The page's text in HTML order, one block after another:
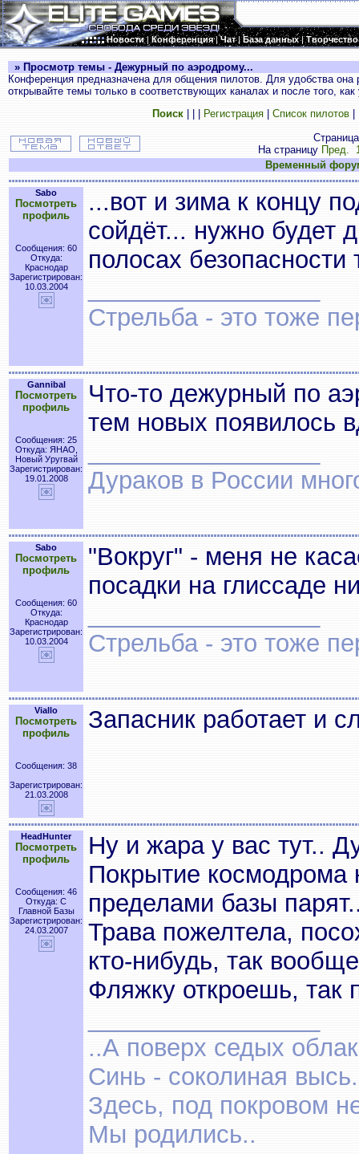
Новости|Конференция|Чат|База данных|Творчество
» Просмотр темы - Дежурный по аэродрому...
Конференция предназначена для общения пилотов. Для удобства
открывайте темы только в соответствующих каналах и после того,
Поиск
Регистрация Список пилотов
На страницу Пред.
Временный
Sabo
Посмотреть
профиль
Сообщения: 60
Откуда:
Краснодар
Зарегистрирован:
10.03.2004
...вот и зима к концу
сойдёт... нужно будет
полосах безопасности
Стрельба - это тоже
Gannibal
Посмотреть
профиль
Сообщения: 25
Откуда: ЯНАО,
Новый Уругвай
Зарегистрирован:
19.01.2008
Что-то дежурный по
тем новых появилось
Дураков в России
Sabo
Посмотреть
профиль
Сообщения: 60
Откуда:
Краснодар
Зарегистрирован:
10.03.2004
"Вокруг" - меня не
посадки на глиссаде
Стрельба - это тоже
Viallo
Посмотреть
профиль
Сообщения: 38
Зарегистрирован:
21.03.2008
Запасник работает и
HeadHunter
Посмотреть
профиль
Сообщения: 46
Откуда: С
Главной Базы
Зарегистрирован:
24.03.2007
Ну и жара у вас тут..
Покрытие космодрома
пределами базы
Трава пожелтела,
кто-нибудь, так
Фляжку откроешь, так
..А поверх седых
Синь - соколиная высь.
Здесь, под покровом
Мы родились..